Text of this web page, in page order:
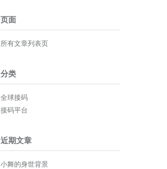
页面
所有文章列表页
分类
全球接码
接码平台
近期文章
小舞的身世背景